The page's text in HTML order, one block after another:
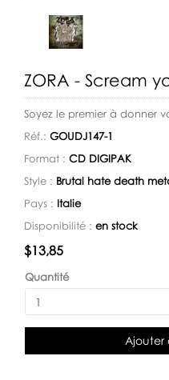
ZORA - Scream
Soyez le premier à donner
Réf.: GOUDJ147-1
Format : CD DIGIPAK
Style : Brutal hate death
Pays : Italie
Disponibilité : en stock
Disponibilité:
$13,85
Quantité
Ajouter